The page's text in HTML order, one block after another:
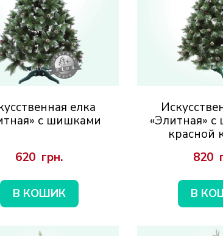
елка
с шишками
620  грн.
В КОШИК
«Элитная»
красной
820
В